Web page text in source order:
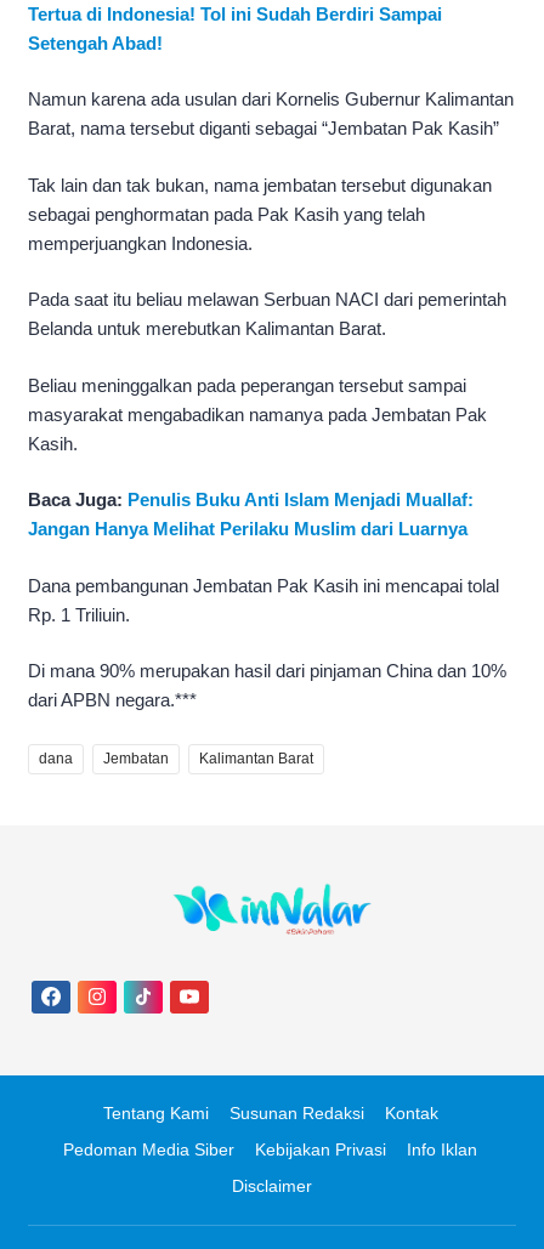
Tertua di Indonesia! Tol ini Sudah Berdiri Sampai
Setengah Abad!
Namun karena ada usulan dari Kornelis Gubernur Kalimantan
Barat, nama tersebut diganti sebagai “Jembatan Pak Kasih”
Tak lain dan tak bukan, nama jembatan tersebut digunakan
sebagai penghormatan pada Pak Kasih yang telah
memperjuangkan Indonesia.
Pada saat itu beliau melawan Serbuan NACI dari pemerintah
Belanda untuk merebutkan Kalimantan Barat.
Beliau meninggalkan pada peperangan tersebut sampai
masyarakat mengabadikan namanya pada Jembatan Pak
Kasih.
Baca Juga: Penulis Buku Anti Islam Menjadi Muallaf:
Jangan Hanya Melihat Perilaku Muslim dari Luarnya
Dana pembangunan Jembatan Pak Kasih ini mencapai tolal
Rp. 1 Triliuin.
Di mana 90% merupakan hasil dari pinjaman China dan 10%
dari APBN negara.***
dana Jembatan Kalimantan Barat
Tentang Kami Susunan Redaksi
Kontak
Pedoman Media Siber
Kebijakan Privasi
Info Iklan
Disclaimer